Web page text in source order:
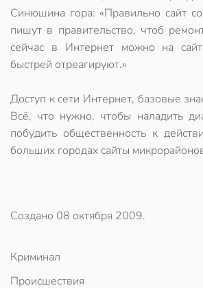
Синюшина гора: «Правильно сайт
пишут в правительство, чтоб
сейчас в Интернет можно на
быстрей отреагируют.»
Доступ к сети Интернет, базовые
Всё, что нужно, чтобы наладить
побудить общественность к
больших городах сайты
Создано 08 октября 2009.
Криминал
Происшествия